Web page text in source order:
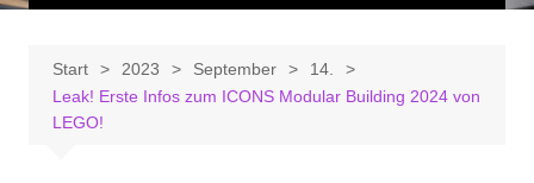
Start 2023 September
14.
Leak! Erste Infos zum ICONS Modular Building 2024 von
LEGO!